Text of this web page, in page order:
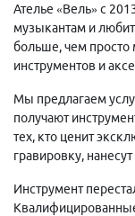
Ателье «Вель» с
музыкантам и
больше, чем просто
инструментов и
Мы предлагаем
получают
тех, кто ценит
гравировку,
Инструмент